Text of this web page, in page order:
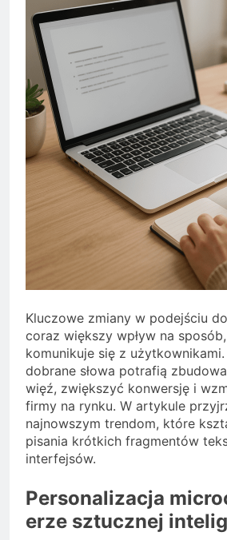
Kluczowe zmiany w podejściu do
coraz większy wpływ na
komunikuje się z
dobrane słowa potrafią
więź, zwiększyć konwersję i
firmy na rynku. W artykule
najnowszym trendom, które
pisania krótkich fragmentów
interfejsów.
Personalizacja
erze sztucznej